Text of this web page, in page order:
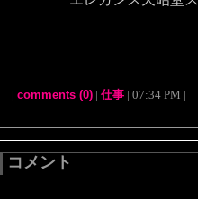
| comments (0)| 仕事| 07:34 PM |
コメント